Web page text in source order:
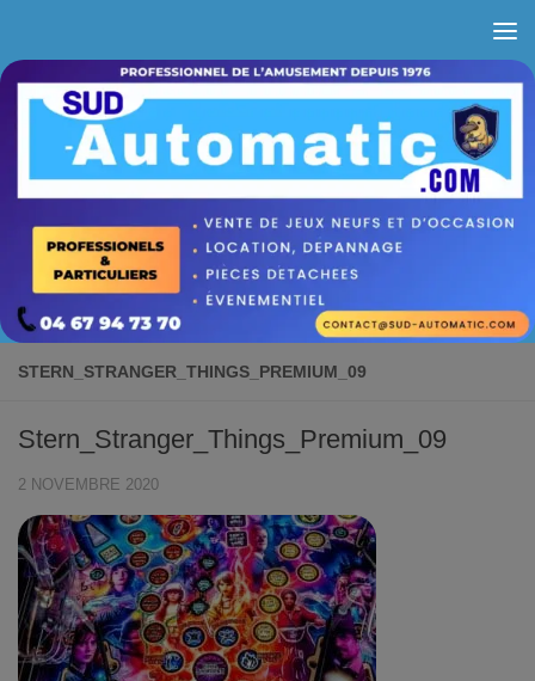
STERN_STRANGER_THINGS_PREMIUM_09
Stern_Stranger_Things_Premium_09
2 NOVEMBRE 2020